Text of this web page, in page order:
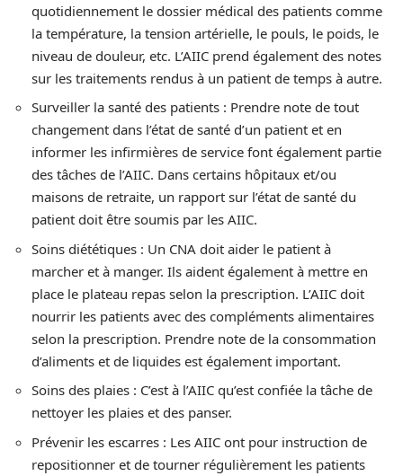
quotidiennement le dossier médical des patients comme
la température, la tension artérielle, le pouls, le poids, le
niveau de douleur, etc. L’AIIC prend également des notes
sur les traitements rendus à un patient de temps à autre.
Surveiller la santé des patients : Prendre note de tout
changement dans l’état de santé d’un patient et en
informer les infirmières de service font également partie
des tâches de l’AIIC. Dans certains hôpitaux et/ou
maisons de retraite, un rapport sur l’état de santé du
patient doit être soumis par les AIIC.
Soins diététiques : Un CNA doit aider le patient à
marcher et à manger. Ils aident également à mettre en
place le plateau repas selon la prescription. L’AIIC doit
nourrir les patients avec des compléments alimentaires
selon la prescription. Prendre note de la consommation
d’aliments et de liquides est également important.
Soins des plaies : C’est à l’AIIC qu’est confiée la tâche de
nettoyer les plaies et des panser.
Prévenir les escarres : Les AIIC ont pour instruction de
repositionner et de tourner régulièrement les patients